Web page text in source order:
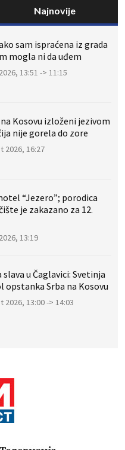
Najnovije
sam ispraćena iz grada
mogla ni da uđem
13:51 -> 11:15
na Kosovu izloženi jezivom
nije gorela do zore
2026, 16:27
“Jezero”; porodica
je zakazano za 12.
13:19
u Čaglavici: Svetinja
opstanka Srba na Kosovu
2026, 13:00 -> 14:03